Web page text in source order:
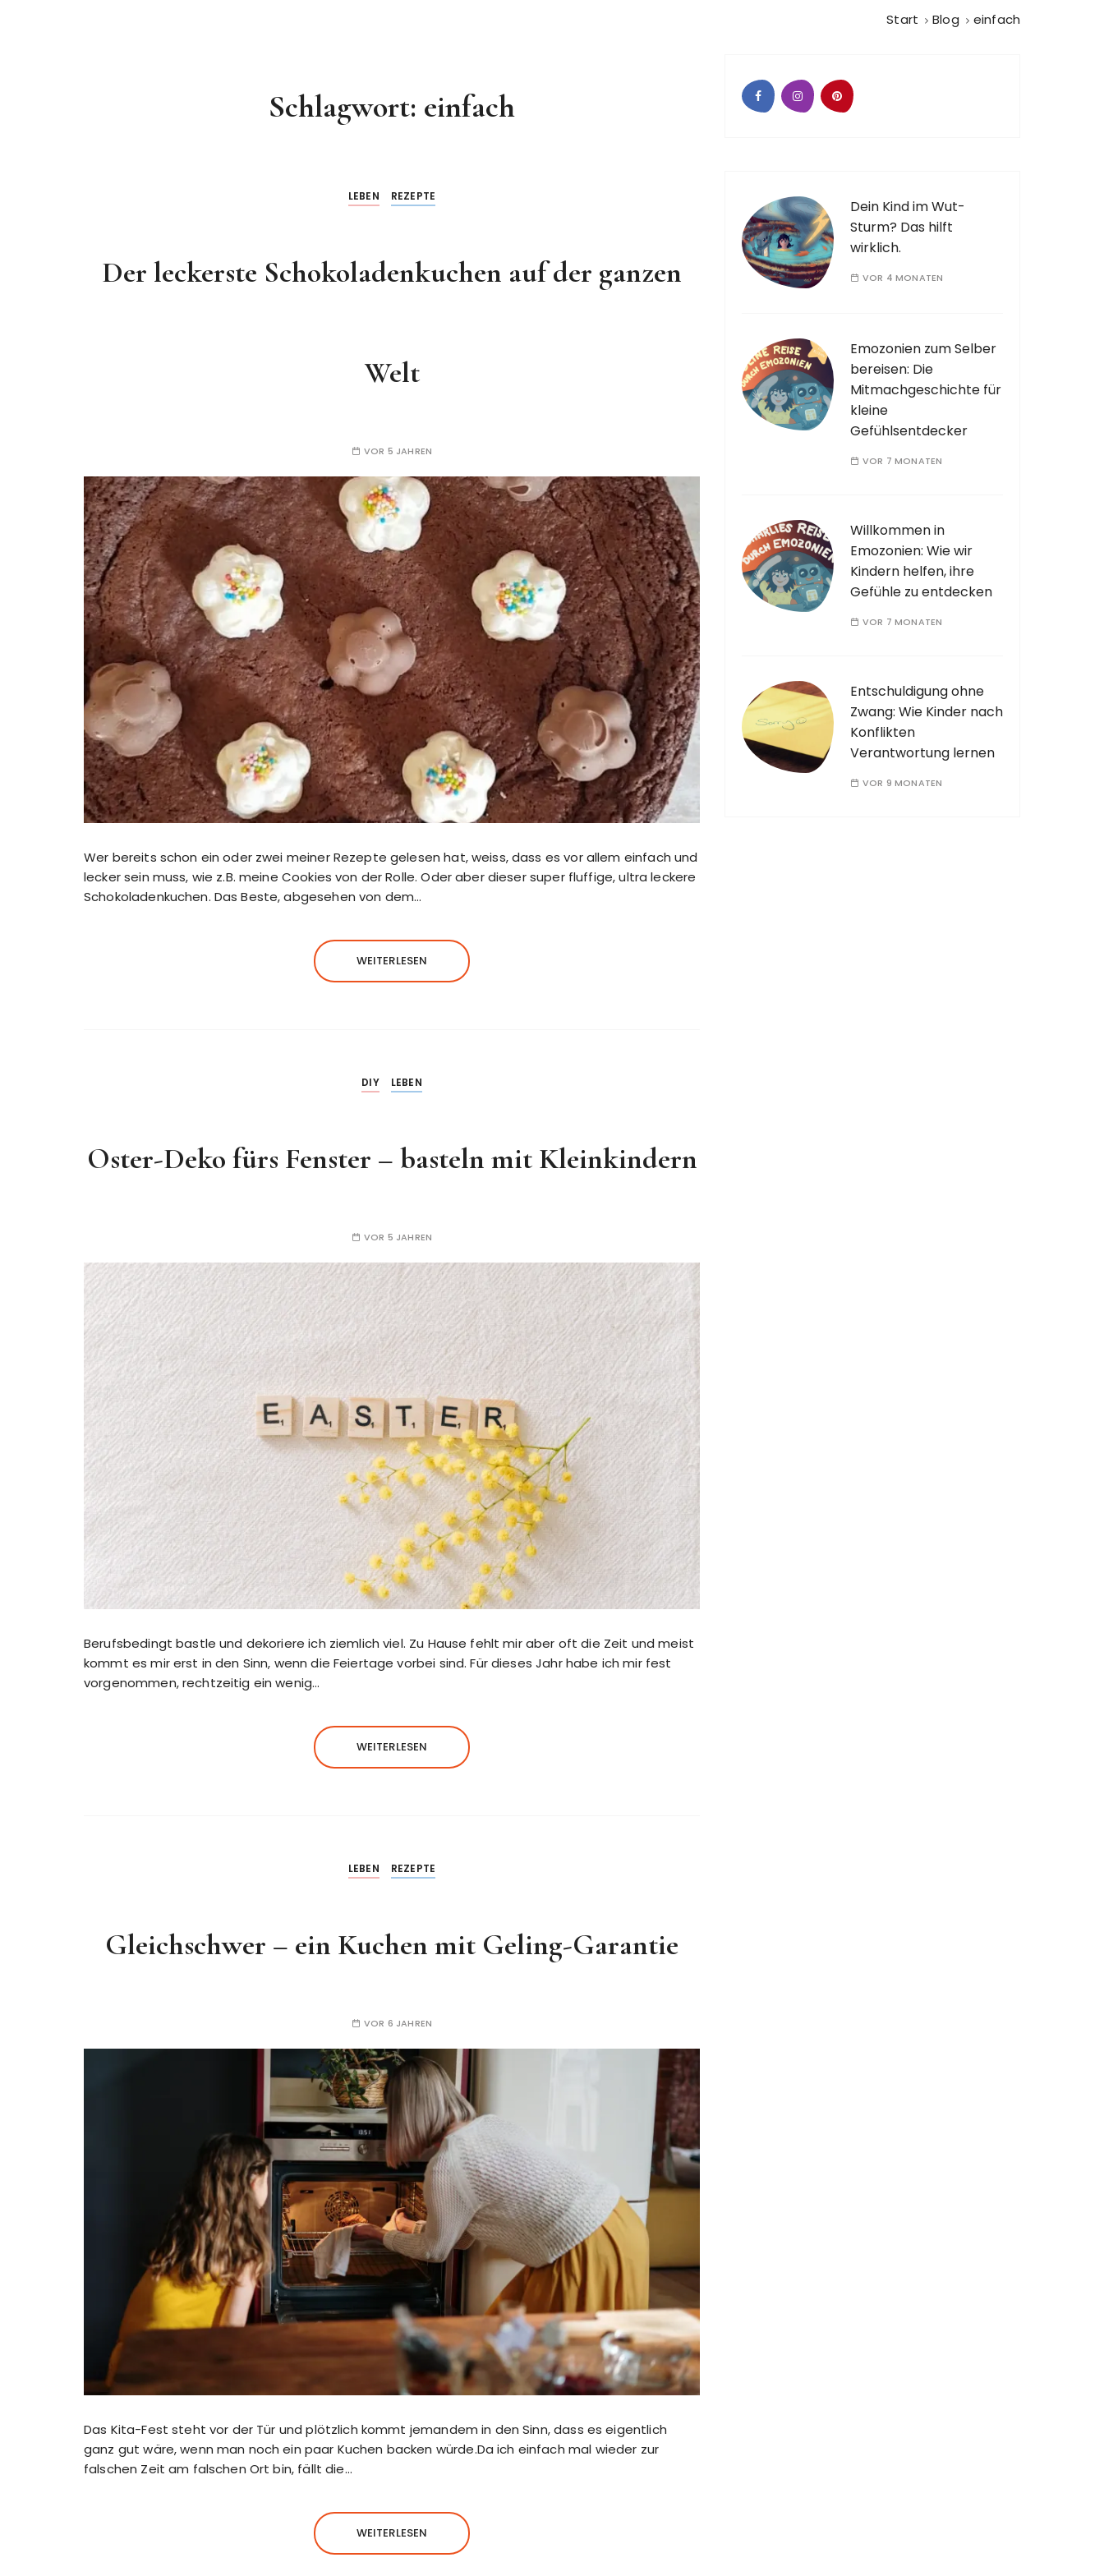
Start Blog einfach
Schlagwort: einfach
LEBEN REZEPTE
Der leckerste Schokoladenkuchen auf der ganzen
Welt
VOR 5 JAHREN
Wer bereits schon ein oder zwei meiner Rezepte gelesen hat, weiss, dass es vor allem einfach und
lecker sein muss, wie z.B. meine Cookies von der Rolle. Oder aber dieser super fluffige, ultra leckere
Schokoladenkuchen. Das Beste, abgesehen von dem…
WEITERLESEN
DIY LEBEN
Oster-Deko fürs Fenster – basteln mit Kleinkindern
VOR 5 JAHREN
Berufsbedingt bastle und dekoriere ich ziemlich viel. Zu Hause fehlt mir aber oft die Zeit und meist
kommt es mir erst in den Sinn, wenn die Feiertage vorbei sind. Für dieses Jahr habe ich mir fest
vorgenommen, rechtzeitig ein wenig…
WEITERLESEN
LEBEN REZEPTE
Gleichschwer – ein Kuchen mit Geling-Garantie
VOR 6 JAHREN
Das Kita-Fest steht vor der Tür und plötzlich kommt jemandem in den Sinn, dass es eigentlich
ganz gut wäre, wenn man noch ein paar Kuchen backen würde.Da ich einfach mal wieder zur
falschen Zeit am falschen Ort bin, fällt die…
WEITERLESEN
Dein Kind im Wut-
Sturm? Das hilft
wirklich.
VOR 4 MONATEN
Emozonien zum Selber
bereisen: Die
Mitmachgeschichte für
kleine
Gefühlsentdecker
VOR 7 MONATEN
Willkommen in
Emozonien: Wie wir
Kindern helfen, ihre
Gefühle zu entdecken
VOR 7 MONATEN
Entschuldigung ohne
Zwang: Wie Kinder nach
Konflikten
Verantwortung lernen
VOR 9 MONATEN